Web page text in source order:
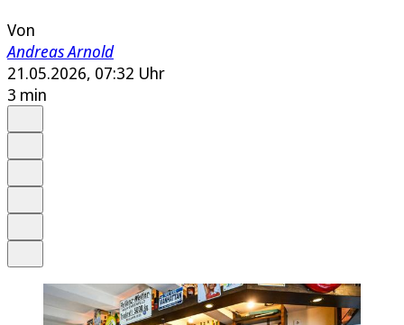
Von
Andreas Arnold
21.05.2026, 07:32 Uhr
3 min